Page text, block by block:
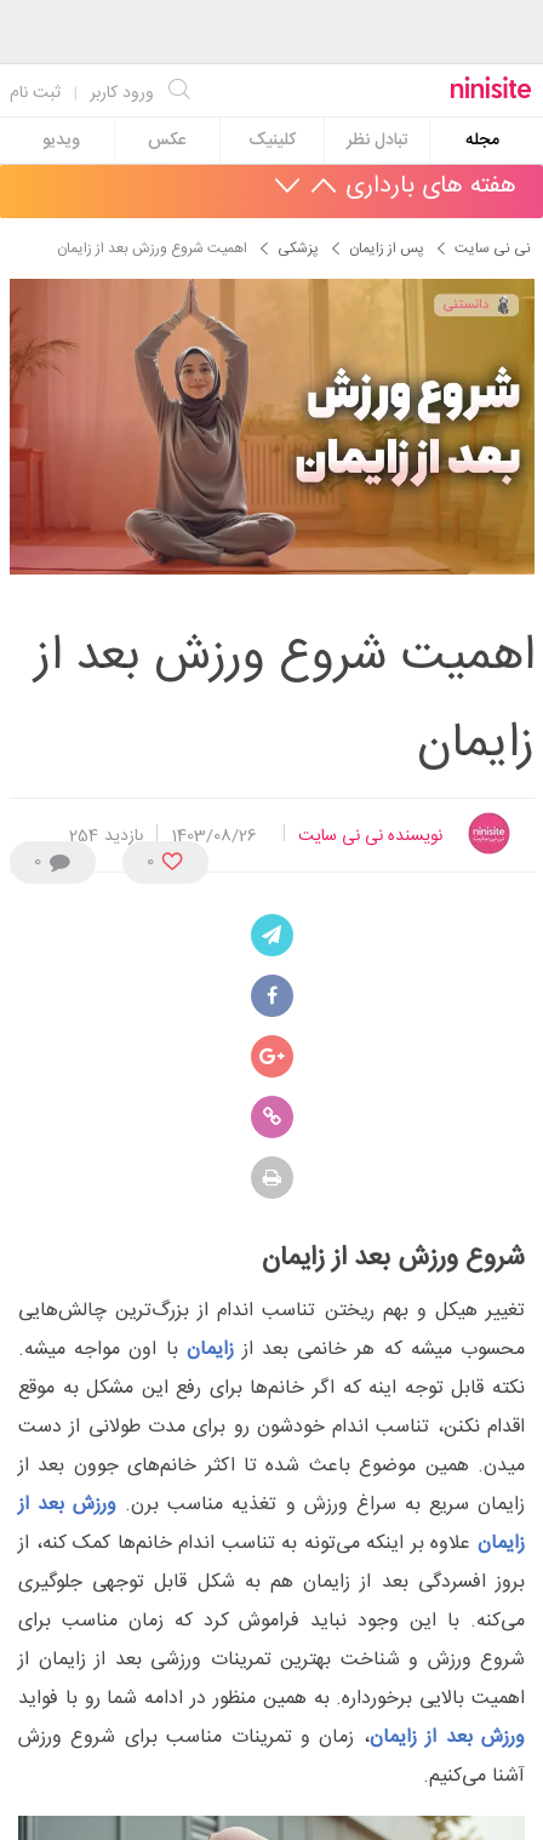
ثبت نام | ورود کاربر
مجله
تبادل نظر کلینیک عکس ویدیو
هفته های بارداری
نی نی سایت پس از زایمان پزشکی اهمیت شروع ورزش بعد از زایمان
اهمیت شروع ورزش بعد از
زایمان
نویسنده نی نی سایت 1403/08/26 بازدید 254
0
0
شروع ورزش بعد از زایمان
تغییر هیکل و بهم ریختن تناسب اندام از بزرگ‌ترین چالش‌هایی
محسوب میشه که هر خانمی بعد اززایمان با اون مواجه میشه.
نکته قابل توجه اینه که اگر خانم‌ها برای رفع این مشکل به موقع
اقدام نکنن، تناسب اندام خودشون رو برای مدت طولانی از دست
میدن. همین موضوع باعث شده تا اکثر خانم‌های جوون بعد از
زایمان سریع به سراغ ورزش و تغذیه مناسب برن. ورزش بعد از
زایمان علاوه بر اینکه می‌تونه به تناسب اندام خانم‌ها کمک کنه، از
بروز افسردگی بعد از زایمان هم به شکل قابل توجهی جلوگیری
می‌کنه. با این وجود نباید فراموش کرد که زمان مناسب برای
شروع ورزش و شناخت بهترین تمرینات ورزشی بعد از زایمان از
اهمیت بالایی برخورداره. به همین منظور در ادامه شما رو با فواید
ورزش بعد از زایمان، زمان و تمرینات مناسب برای شروع ورزش
آشنا می‌کنیم.